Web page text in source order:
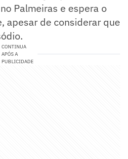
Palmeiras e espera o
apesar de considerar que
CONTINUA
APÓS A
PUBLICIDADE